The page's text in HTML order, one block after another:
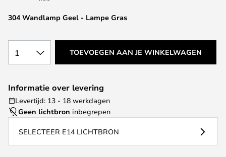
gallerij
304 Wandlamp Geel - Lampe Gras
1 TOEVOEGEN AAN JE WINKELWAGEN
Informatie over levering
Levertijd: 13 - 18 werkdagen
Geen lichtbron inbegrepen
SELECTEER E14 LICHTBRON